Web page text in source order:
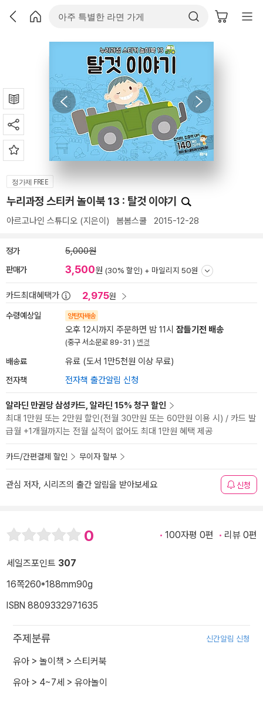
정가제 FREE
누리과정 스티커 놀이북 13 : 탈것 이야기
아르고나인 스튜디오 (지은이) 봄봄스쿨 2015-12-28
정가 5,000원
판매가 3,500원 (30% 할인) + 마일리지 50원
카드최대혜택가 2,975원
수령예상일 양탄자배송
오후 12시까지 주문하면 밤 11시 잠들기전 배송
(중구 서소문로 89-31 ) 변경
배송료 유료 (도서 1만5천원 이상 무료)
전자책 전자책 출간알림 신청
알라딘 만권당 삼성카드, 알라딘 15% 청구 할인
최대 1만원 또는 2만원 할인(전월 30만원 또는 60만원 이용 시) / 카드 발
급월 +1개월까지는 전월 실적이 없어도 최대 1만원 혜택 제공
카드/간편결제 할인 무이자 할부
관심 저자, 시리즈의 출간 알림을 받아보세요 신청
0 100자평 0편 리뷰 0편
세일즈포인트 307
16쪽260*188mm90g
ISBN 8809332971635
주제분류 신간알림 신청
유아 > 놀이책 > 스티커북
유아 > 4~7세 > 유아놀이